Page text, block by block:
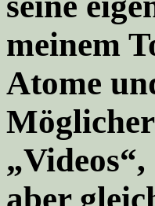
meinem
Atome
aber